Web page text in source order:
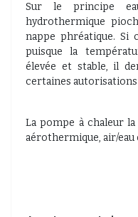
Sur le principe
hydrothermique
nappe phréatique. Si
puisque la
élevée et stable, il
certaines
La pompe à chaleur
aérothermique, air/eau